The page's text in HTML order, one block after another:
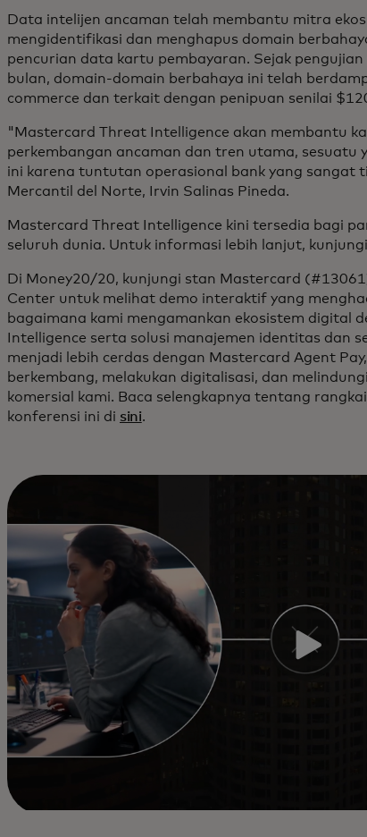
Data intelijen ancaman telah membantu mitra
mengidentifikasi dan menghapus domain
pencurian data kartu pembayaran. Sejak
bulan, domain-domain berbahaya ini telah
commerce dan terkait dengan penipuan senilai
"Mastercard Threat Intelligence akan membantu
perkembangan ancaman dan tren utama, sesuatu
ini karena tuntutan operasional bank yang sangat
Mercantil del Norte, Irvin Salinas Pineda.
Mastercard Threat Intelligence kini tersedia bagi
seluruh dunia. Untuk informasi lebih lanjut,
Di Money20/20, kunjungi stan Mastercard
Center untuk melihat demo interaktif yang
bagaimana kami mengamankan ekosistem digital
Intelligence serta solusi manajemen identitas dan
menjadi lebih cerdas dengan Mastercard Agent
berkembang, melakukan digitalisasi, dan
komersial kami. Baca selengkapnya tentang
konferensi ini di sini.